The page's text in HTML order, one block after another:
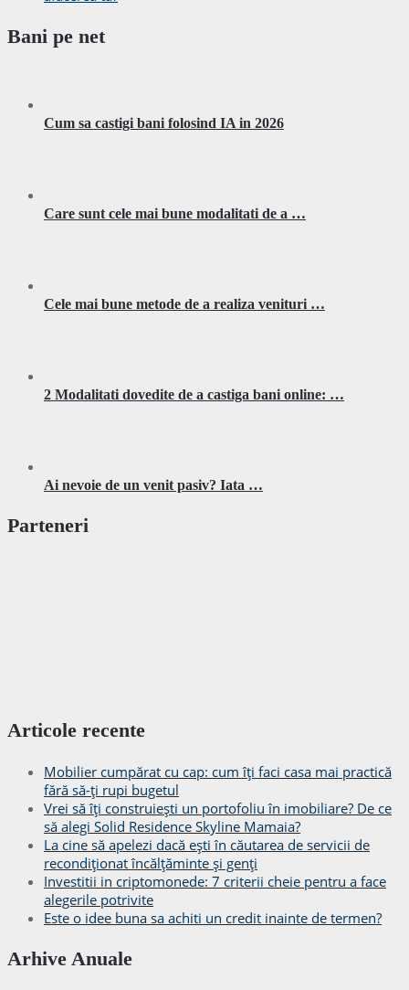
Bani pe net
Cum sa castigi bani folosind IA in 2026
Care sunt cele mai bune modalitati de a …
Cele mai bune metode de a realiza venituri …
2 Modalitati dovedite de a castiga bani online: …
Ai nevoie de un venit pasiv? Iata …
Parteneri
Articole recente
Mobilier cumpărat cu cap: cum îți faci casa mai practică
fără să-ți rupi bugetul
Vrei să îți construiești un portofoliu în imobiliare? De ce
să alegi Solid Residence Skyline Mamaia?
La cine să apelezi dacă ești în căutarea de servicii de
recondiționat încălțăminte și genți
Investitii in criptomonede: 7 criterii cheie pentru a face
alegerile potrivite
Este o idee buna sa achiti un credit inainte de termen?
Arhive Anuale